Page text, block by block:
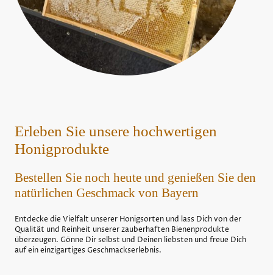
Erleben Sie unsere hochwertigen
Honigprodukte
Bestellen Sie noch heute und genießen Sie den
natürlichen Geschmack von Bayern
Entdecke die Vielfalt unserer Honigsorten und lass Dich von der
Qualität und Reinheit unserer zauberhaften Bienenprodukte
überzeugen. Gönne Dir selbst und Deinen liebsten und freue Dich
auf ein einzigartiges Geschmackserlebnis.